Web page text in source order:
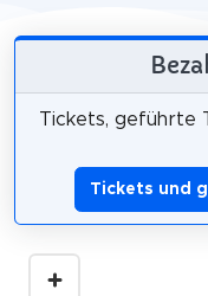
Tickets, geführte
Tickets und